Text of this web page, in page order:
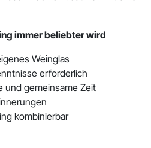
immer beliebter wird
Weinglas
erforderlich
und gemeinsame Zeit
kombinierbar